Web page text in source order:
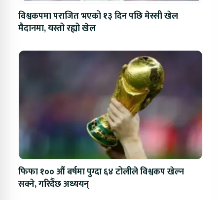
विश्वकपमा पराजित भएको १३ दिन पछि मेस्सी खेल
मैदानमा, यस्तो रह्यो खेल
फिफा १०० औं बर्षमा पुग्दा ६४ टोलीले विश्वकप खेल्न
सक्ने, गरिदैँछ अध्ययन्